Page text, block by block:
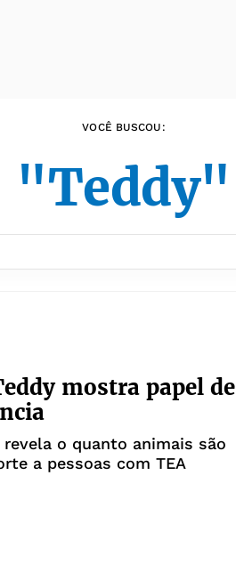
VOCÊ BUSCOU:
"Teddy"
mostra papel de
o quanto animais são
a pessoas com TEA